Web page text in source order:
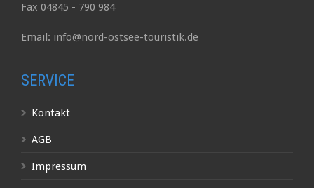
Fax 04845 - 790 984
Email: info@nord-ostsee-touristik.de
SERVICE
Kontakt
AGB
Impressum